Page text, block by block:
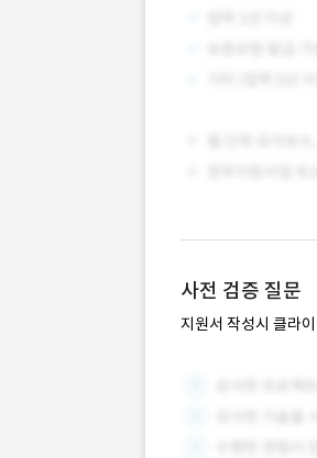
사전 검증 질문
지원서 작성시 클라